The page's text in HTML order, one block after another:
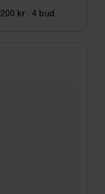
200 kr · 4 bud